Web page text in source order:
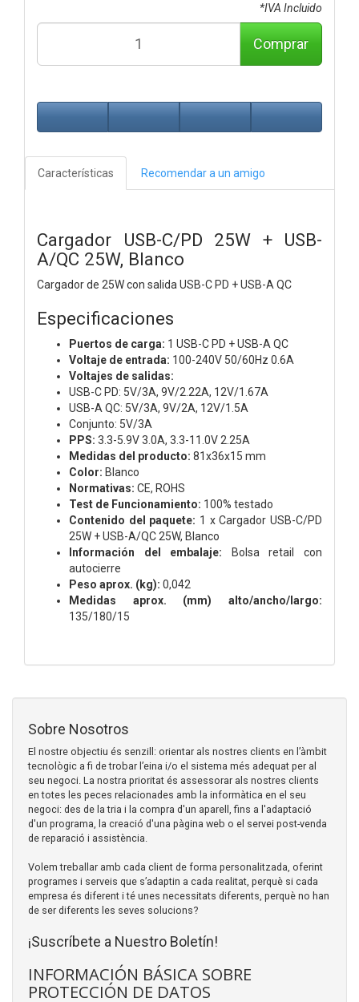
*IVA Incluido
Comprar
Características Recomendar a un amigo
Cargador USB-C/PD 25W + USB-
A/QC 25W, Blanco
Cargador de 25W con salida USB-C PD + USB-A QC
Especificaciones
Puertos de carga: 1 USB-C PD + USB-A QC
Voltaje de entrada: 100-240V 50/60Hz 0.6A
Voltajes de salidas:
USB-C PD: 5V/3A, 9V/2.22A, 12V/1.67A
USB-A QC: 5V/3A, 9V/2A, 12V/1.5A
Conjunto: 5V/3A
PPS: 3.3-5.9V 3.0A, 3.3-11.0V 2.25A
Medidas del producto: 81x36x15 mm
Color: Blanco
Normativas: CE, ROHS
Test de Funcionamiento: 100% testado
Contenido del paquete: 1 x Cargador USB-C/PD
25W + USB-A/QC 25W, Blanco
Información del embalaje:
Bolsa retail con
autocierre
Peso aprox. (kg): 0,042
Medidas aprox. (mm) alto/ancho/largo:
135/180/15
Sobre Nosotros
El nostre objectiu és senzill: orientar als nostres clients en l’àmbit
tecnològic a fi de trobar l’eina i/o el sistema més adequat per al
seu negoci. La nostra prioritat és assessorar als nostres clients
en totes les peces relacionades amb la informàtica en el seu
negoci: des de la tria i la compra d'un aparell, fins a l'adaptació
d'un programa, la creació d'una pàgina web o el servei post-venda
de reparació i assistència.
Volem treballar amb cada client de forma personalitzada, oferint
programes i serveis que s’adaptin a cada realitat, perquè si cada
empresa és diferent i té unes necessitats diferents, perquè no han
de ser diferents les seves solucions?
¡Suscríbete a Nuestro Boletín!
INFORMACIÓN BÁSICA SOBRE
PROTECCIÓN DE DATOS